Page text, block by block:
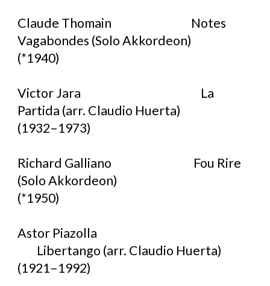
Claude Thomain
Notes
Vagabondes (Solo Akkordeon)
(*1940)
Victor Jara
La
Partida (arr. Claudio Huerta)
(1932–1973)
Richard Galliano
Fou Rire
(Solo Akkordeon)
(*1950)
Astor Piazolla
Libertango (arr. Claudio Huerta)
(1921–1992)